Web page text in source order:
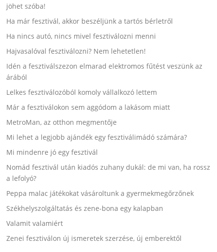
jöhet szóba!
Ha már fesztivál, akkor beszéljünk a tartós bérletről
Ha nincs autó, nincs mivel fesztiválozni menni
Hajvasalóval fesztiválozni? Nem lehetetlen!
Idén a fesztiválszezon elmarad elektromos fűtést veszünk az
árából
Lelkes fesztiválozóból komoly vállalkozó lettem
Már a fesztiválokon sem aggódom a lakásom miatt
MetroMan, az otthon megmentője
Mi lehet a legjobb ajándék egy fesztiválimádó számára?
Mi mindenre jó egy fesztivál
Nomád fesztivál után kiadós zuhany dukál: de mi van, ha rossz
a lefolyó?
Peppa malac játékokat vásároltunk a gyermekmegőrzőnek
Székhelyszolgáltatás és zene-bona egy kalapban
Valamit valamiért
Zenei fesztiválon új ismeretek szerzése, új emberektől